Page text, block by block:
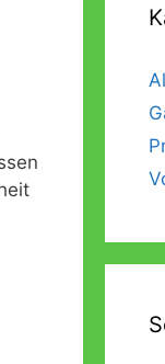
Beschwerde- und
Ein Garten für Kinder
der
des
Abschlussausflug der
Abschlussgottesdienst